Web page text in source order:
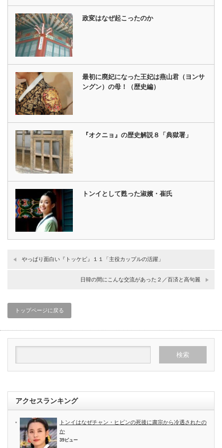
政変はなぜ起こったのか
最初に廃妃になった王妃は燕山君（ヨンサ
ングン）の母！（歴史編）
『オクニョ』の歴史解説８「典獄署」
トンイとして甦った淑嬪・崔氏
やっぱり面白い『トッケビ』１１「主役カップルの活躍」
日韓の間にこんな交流があった２／百済と高句麗
トップページに戻る
アクセスランキング
トンイはなぜチャン・ヒビンの死後に粛宗から冷遇されたの
か
39ビュー